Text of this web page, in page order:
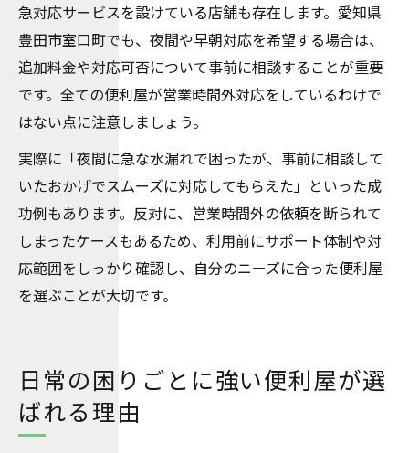
急対応サービスを設けている店舗も存在します。愛知県
豊田市室口町でも、夜間や早朝対応を希望する場合は、
追加料金や対応可否について事前に相談することが重要
です。全ての便利屋が営業時間外対応をしているわけで
はない点に注意しましょう。
実際に「夜間に急な水漏れで困ったが、事前に相談して
いたおかげでスムーズに対応してもらえた」といった成
功例もあります。反対に、営業時間外の依頼を断られて
しまったケースもあるため、利用前にサポート体制や対
応範囲をしっかり確認し、自分のニーズに合った便利屋
を選ぶことが大切です。
日常の困りごとに強い便利屋が選
ばれる理由